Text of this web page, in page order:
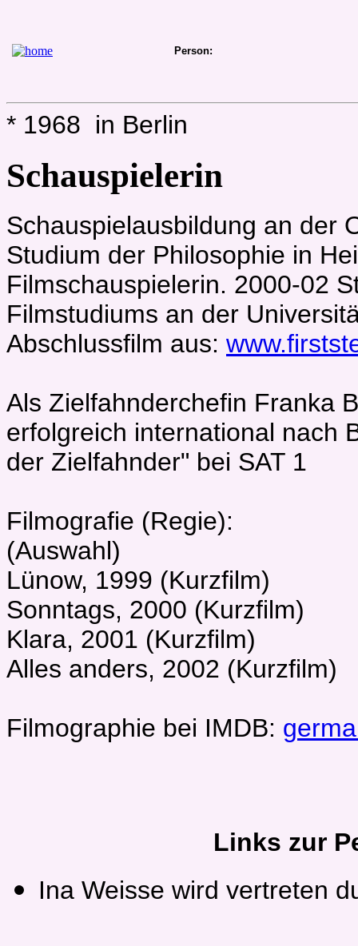
Person:
* 1968 in Berlin
Schauspielerin
Schauspielausbildung an der
Studium der Philosophie in
Filmschauspielerin. 2000-02
Filmstudiums an der
Abschlussfilm aus:
Als Zielfahnderchefin Franka
erfolgreich international nach
der Zielfahnder" bei SAT 1
Filmografie (Regie):
(Auswahl)
Lünow, 1999 (Kurzfilm)
Sonntags, 2000 (Kurzfilm)
Klara, 2001 (Kurzfilm)
Alles anders, 2002 (Kurzfilm)
Filmographie bei IMDB:
Links zur
Ina Weisse wird vertreten